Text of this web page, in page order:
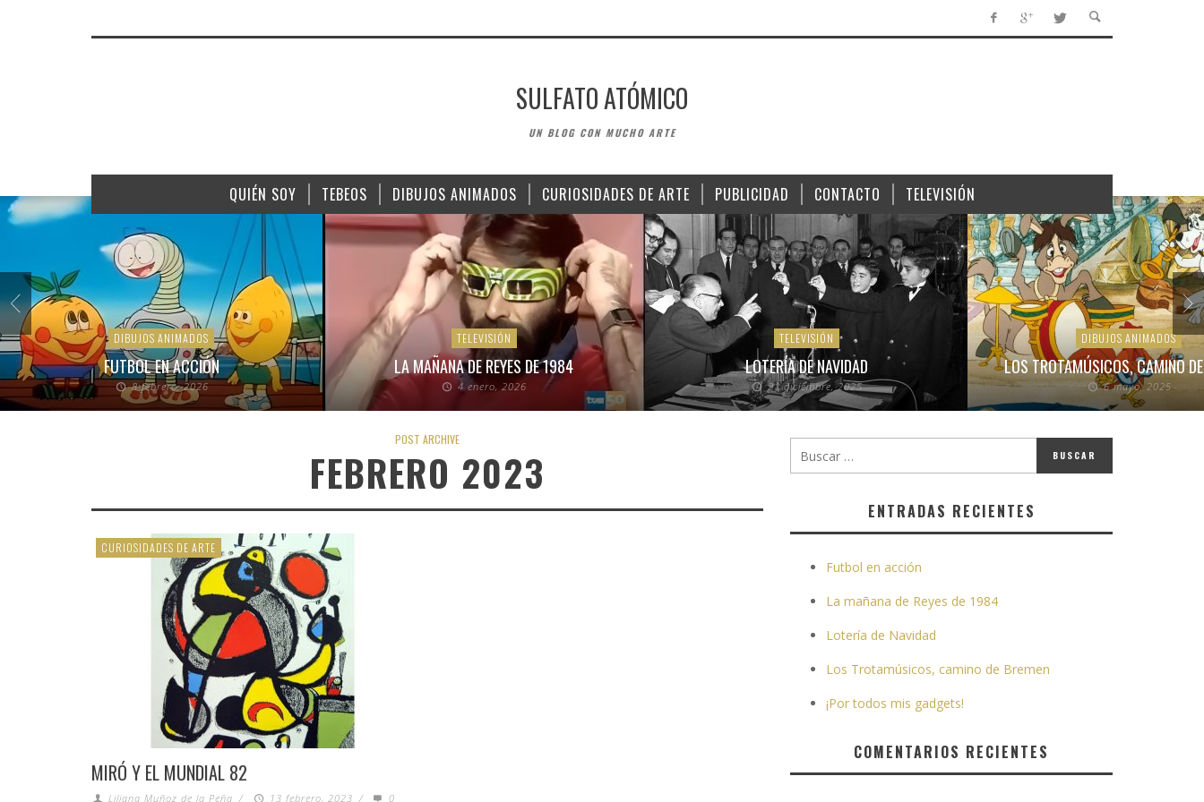
SULFATO ATÓMICO
UN BLOG CON MUCHO ARTE
QUIÉN SOY TEBEOS DIBUJOS ANIMADOS CURIOSIDADES DE ARTE PUBLICIDAD CONTACTO TELEVISIÓN
DIBUJOS ANIMADOS
FUTBOL EN ACCIÓN
8 febrero, 2026
TELEVISIÓN
LA MAÑANA DE REYES DE 1984
4 enero, 2026
TELEVISIÓN
LOTERÍA DE NAVIDAD
21 diciembre, 2025
DIBUJOS ANIMADOS
LOS TROTAMÚSICOS, CAMINO
6 mayo, 2025
POST ARCHIVE
FEBRERO 2023
CURIOSIDADES DE ARTE
MIRÓ Y EL MUNDIAL 82
Liliana Muñoz de la Peña / 13 febrero, 2023 / 0
ENTRADAS RECIENTES
Futbol en acción
La mañana de Reyes de 1984
Lotería de Navidad
Los Trotamúsicos, camino de Bremen
¡Por todos mis gadgets!
COMENTARIOS RECIENTES